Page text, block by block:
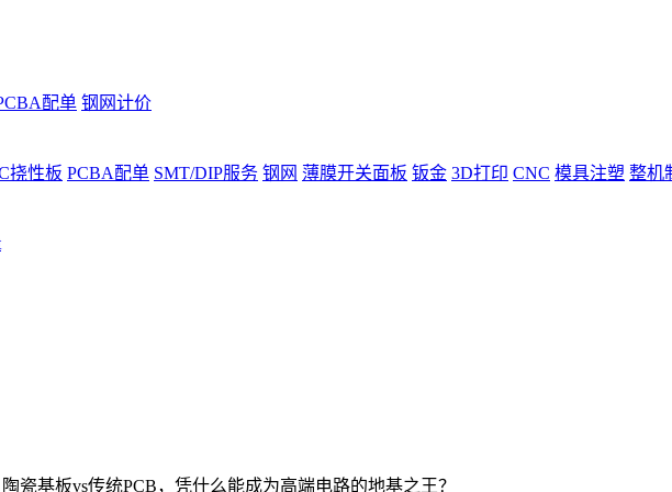
配单 钢网计价
挠性板 PCBA配单 SMT/DIP服务 钢网 薄膜开关面板 钣金 3D打印 CNC 模具注塑 整机
陶瓷基板vs传统PCB，凭什么能成为高端电路的地基之王？